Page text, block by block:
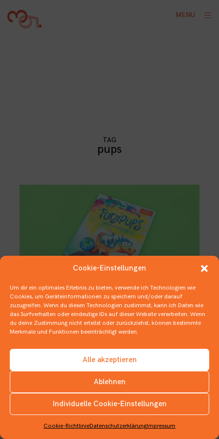
Cookie-Einstellungen
Um dir ein optimales Erlebnis zu bieten, verwende ich Technologien wie
Cookies, um Geräteinformationen zu speichern und/oder darauf
zuzugreifen. Wenn du diesen Technologien zustimmst, kann ich Daten wie
das Surfverhalten oder eindeutige IDs auf dieser Website verarbeiten. Wenn
du deine Zustimmung nicht erteilst oder zurückziehst, können bestimmte
Merkmale und Funktionen beeinträchtigt werden.
Alle akzeptieren
Ablehnen
Individuelle Cookie-Einstellungen
Cookie-RichtlinieDatenschutzerklärungImpressum
content
MENU
INSTAGRAM
TAG
pups
Blowin’ in the Wind
16. JANUAR 2020
BILDERBÜCHER,MONSTRÖSE BÜCHER ,UNTENRUM UND HINTENRAUS